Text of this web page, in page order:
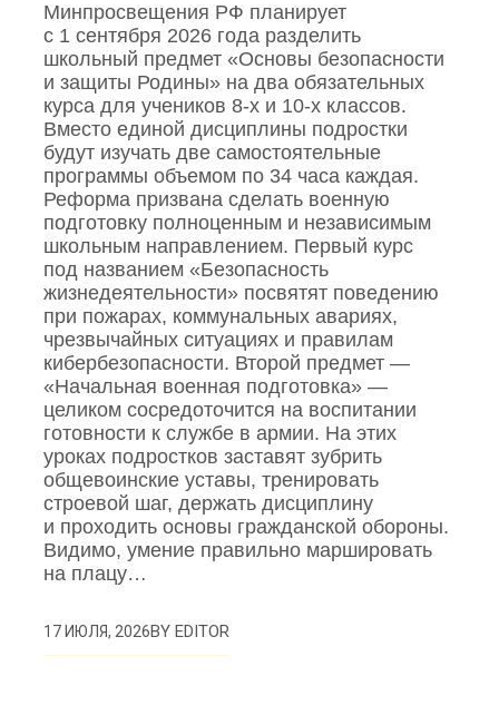
Минпросвещения РФ планирует
с 1 сентября 2026 года разделить
школьный предмет «Основы безопасности
и защиты Родины» на два обязательных
курса для учеников 8‑х и 10‑х классов.
Вместо единой дисциплины подростки
будут изучать две самостоятельные
программы объемом по 34 часа каждая.
Реформа призвана сделать военную
подготовку полноценным и независимым
школьным направлением. Первый курс
под названием «Безопасность
жизнедеятельности» посвятят поведению
при пожарах, коммунальных авариях,
чрезвычайных ситуациях и правилам
кибербезопасности. Второй предмет —
«Начальная военная подготовка» —
целиком сосредоточится на воспитании
готовности к службе в армии. На этих
уроках подростков заставят зубрить
общевоинские уставы, тренировать
строевой шаг, держать дисциплину
и проходить основы гражданской обороны.
Видимо, умение правильно маршировать
на плацу…
17 ИЮЛЯ, 2026BYEDITOR